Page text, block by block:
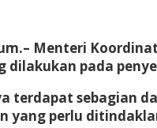
Menteri
dilakukan pada
terdapat sebagian
yang perlu